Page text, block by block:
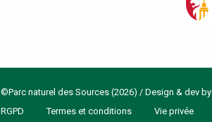
©Parc naturel des Sources (2026) / Design & dev by
RGPD
Termes et conditions Vie privée